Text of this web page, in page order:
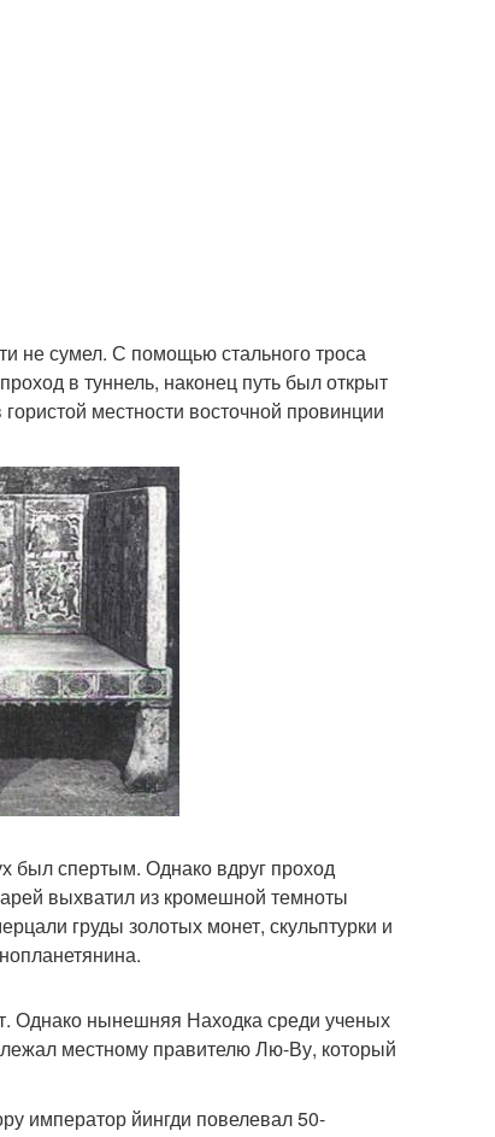
не сумел. С помощью стального троса
в туннель, наконец путь был открыт
местности восточной провинции
был спертым. Однако вдруг проход
выхватил из кромешной темноты
груды золотых монет, скульптурки и
Однако нынешняя Находка среди ученых
местному правителю Лю-Ву, который
император йингди повелевал 50-